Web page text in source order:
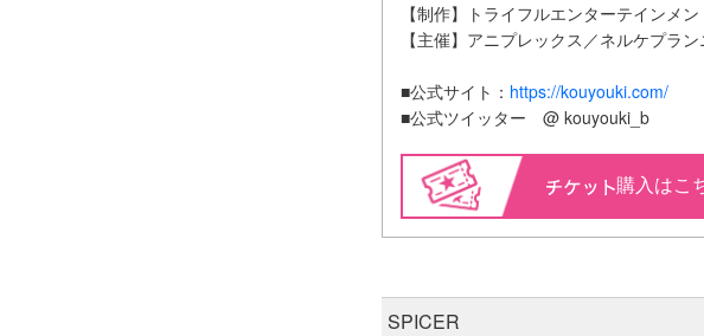
【制作】トライフルエンターテインメン
【主催】アニプレックス／ネルケプラ
■公式サイト： https://kouyouki.com/
■公式ツイッター @ kouyouki_b
購入はこ
SPICER